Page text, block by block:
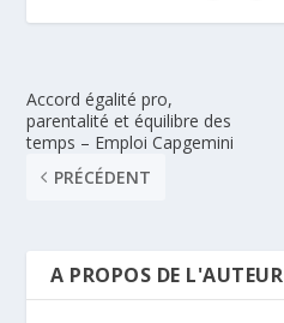
Accord égalité pro,
parentalité et équilibre des
temps – Emploi Capgemini
PRÉCÉDENT
A PROPOS DE L'AUTEUR